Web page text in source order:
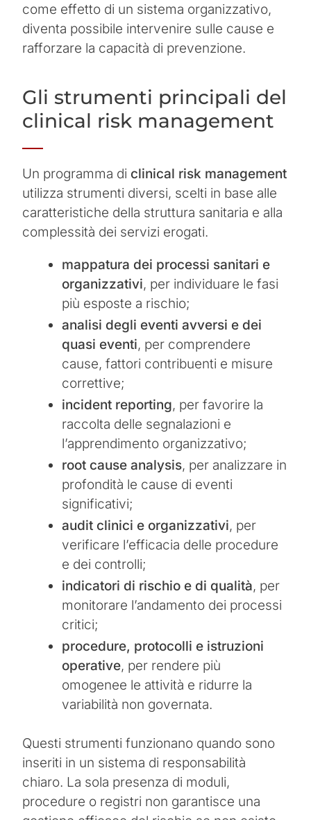
come effetto di un sistema organizzativo,
diventa possibile intervenire sulle cause e
rafforzare la capacità di prevenzione.
Gli strumenti principali del
clinical risk management
Un programma di clinical risk management
utilizza strumenti diversi, scelti in base alle
caratteristiche della struttura sanitaria e alla
complessità dei servizi erogati.
mappatura dei processi sanitari e
organizzativi, per individuare le fasi
più esposte a rischio;
analisi degli eventi avversi e dei
quasi eventi, per comprendere
cause, fattori contribuenti e misure
correttive;
incident reporting, per favorire la
raccolta delle segnalazioni e
l’apprendimento organizzativo;
root cause analysis, per analizzare in
profondità le cause di eventi
significativi;
audit clinici e organizzativi, per
verificare l’efficacia delle procedure
e dei controlli;
indicatori di rischio e di qualità, per
monitorare l’andamento dei processi
critici;
procedure, protocolli e istruzioni
operative, per rendere più
omogenee le attività e ridurre la
variabilità non governata.
Questi strumenti funzionano quando sono
inseriti in un sistema di responsabilità
chiaro. La sola presenza di moduli,
procedure o registri non garantisce una